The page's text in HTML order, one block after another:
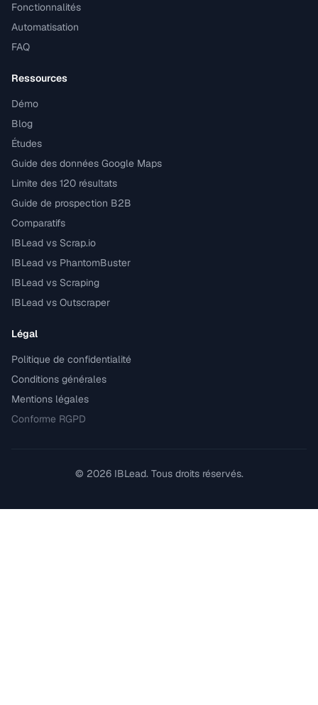
Fonctionnalités
Automatisation
FAQ
Ressources
Démo
Blog
Études
Guide des données Google Maps
Limite des 120 résultats
Guide de prospection B2B
Comparatifs
IBLead vs Scrap.io
IBLead vs PhantomBuster
IBLead vs Scraping
IBLead vs Outscraper
Légal
Politique de confidentialité
Conditions générales
Mentions légales
Conforme RGPD
© 2026IBLead. Tous droits réservés.